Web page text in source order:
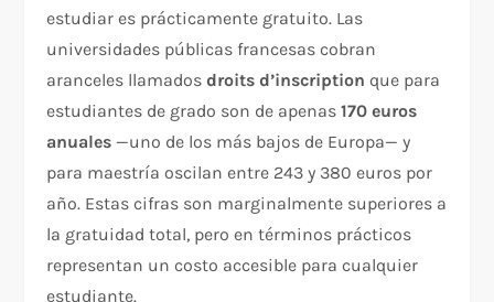
estudiar es prácticamente gratuito. Las
universidades públicas francesas cobran
aranceles llamadosdroits d’inscription que para
estudiantes de grado son de apenas170 euros
anuales —uno de los más bajos de Europa— y
para maestría oscilan entre 243 y 380 euros por
año. Estas cifras son marginalmente superiores a
la gratuidad total, pero en términos prácticos
representan un costo accesible para cualquier
estudiante.